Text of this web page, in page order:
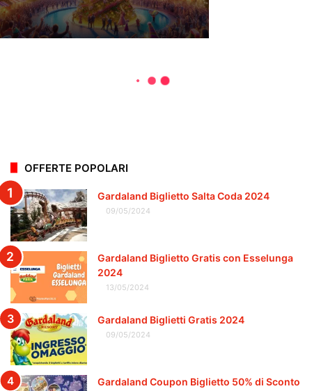
OFFERTE POPOLARI
Gardaland Biglietto Salta Coda 2024
09/05/2024
Gardaland Biglietto Gratis con Esselunga
2024
13/05/2024
Gardaland Biglietti Gratis 2024
09/05/2024
Gardaland Coupon Biglietto 50% di Sconto